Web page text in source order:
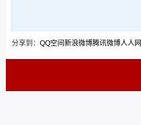
分享到： QQ空间 新浪微博腾讯微博人人网